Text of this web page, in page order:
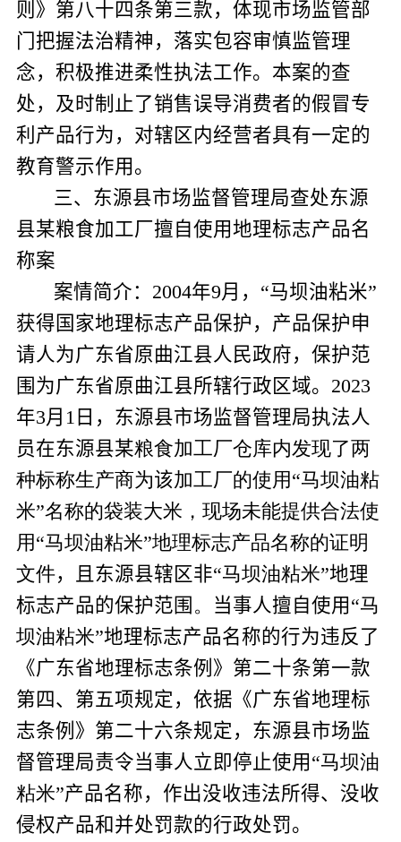
则》第八十四条第三款，体现市场监管部
门把握法治精神，落实包容审慎监管理
念，积极推进柔性执法工作。本案的查
处，及时制止了销售误导消费者的假冒专
利产品行为，对辖区内经营者具有一定的
教育警示作用。
三、东源县市场监督管理局查处东源
县某粮食加工厂擅自使用地理标志产品名
称案
案情简介： 2004年9月，“马坝油粘米”
获得国家地理标志产品保护，产品保护申
请人为广东省原曲江县人民政府，保护范
围为广东省原曲江县所辖行政区域。 2023
年3月 1 日，东源县市场监督管理局执法人
员在东源县某粮食加工厂仓库内发现了两
种标称生产商为该加工厂的使用“马坝油粘
米”名称的袋装大米，现场未能提供合法使
用“马坝油粘米”地理标志产品名称的证明
文件，且东源县辖区非“马坝油粘米”地理
标志产品的保护范围 。 当事人擅自使用 “马
坝油粘米”地理标志产品名称的行为违反了
《广东省地理标志条例》第二十条第一款
第四、第五项规定，依据《广东省地理标
志条例》第二十六条规定，东源县市场监
督管理局责令当事人立即停止使用“马坝油
粘米”产品名称，作出没收违法所得、没收
侵权产品和并处罚款的行政处罚。